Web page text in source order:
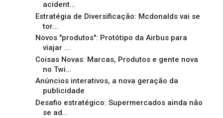
acident...
Estratégia de Diversificação: Mcdonalds vai se
tor...
Novos "produtos": Protótipo da Airbus para
viajar ...
Coisas Novas: Marcas, Produtos e gente nova
no Twi...
Anúncios interativos, a nova geração da
publicidade
Desafio estratégico: Supermercados ainda não
se ad...